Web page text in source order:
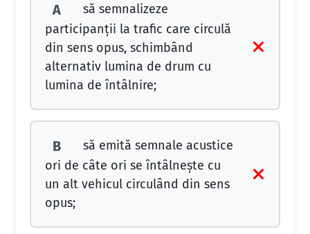
A
să semnalizeze
participanţii la trafic care circulă
din sens opus, schimbând
alternativ lumina de drum cu
lumina de întâlnire;
B
să emită semnale acustice
ori de câte ori se întâlneşte cu
un alt vehicul circulând din sens
opus;